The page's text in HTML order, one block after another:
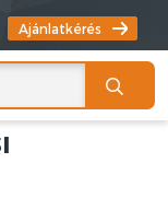
Ajánlatkérés